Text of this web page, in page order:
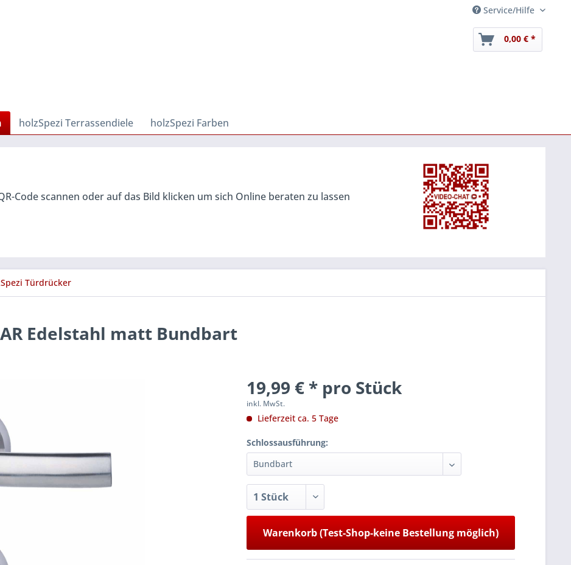
Service/Hilfe
0,00 € *
holzSpezi Terrassendiele holzSpezi Farben
Code scannen oder auf das Bild klicken um sich Online beraten zu lassen
Türdrücker
Edelstahl matt Bundbart
19,99 € * pro Stück
inkl. MwSt.
Lieferzeit ca. 5 Tage
Schlossausführung:
Warenkorb (Test-Shop-keine Bestellung möglich)